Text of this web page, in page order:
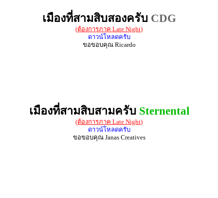
เมืองที่สามสิบสองครับ CDG
(ต้องการภาค Late Night)
ดาวน์โหลดครับ
ขอขอบคุณ Ricardo
เมืองที่สามสิบสามครับ Sternental
(ต้องการภาค Late Night)
ดาวน์โหลดครับ
ขอขอบคุณ Janas Creatives